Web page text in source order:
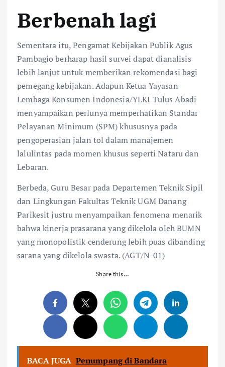
Berbenah lagi
Sementara itu, Pengamat Kebijakan Publik Agus
Pambagio berharap hasil survei dapat dianalisis
lebih lanjut untuk memberikan rekomendasi bagi
pemegang kebijakan. Adapun Ketua Yayasan
Lembaga Konsumen Indonesia/YLKI Tulus Abadi
menyampaikan perlunya memperhatikan Standar
Pelayanan Minimum (SPM) khususnya pada
pengoperasian jalan tol dalam manajemen
lalulintas pada momen khusus seperti Nataru dan
Lebaran.
Berbeda, Guru Besar pada Departemen Teknik Sipil
dan Lingkungan Fakultas Teknik UGM Danang
Parikesit justru menyampaikan fenomena menarik
bahwa kinerja prasarana yang dikelola oleh BUMN
yang monopolistik cenderung lebih puas dibanding
sarana yang dikelola swasta. (AGT/N-01)
Share this…
BACA JUGA Penumpang di Bandara